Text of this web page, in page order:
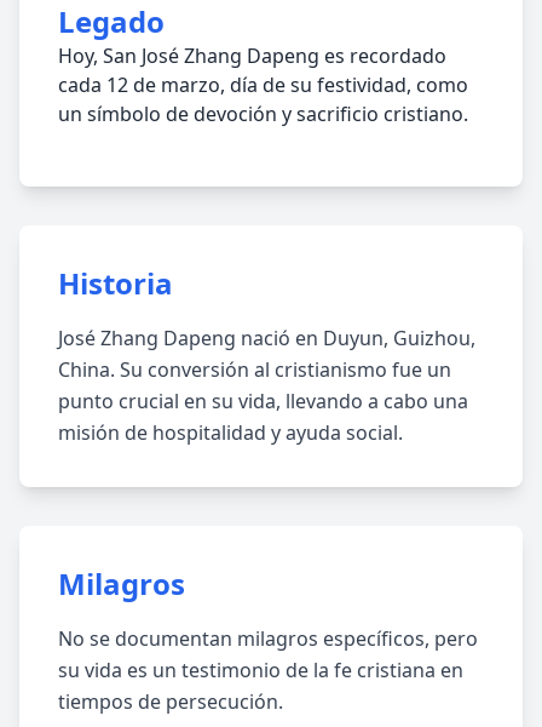
Legado
Hoy, San José Zhang Dapeng es recordado
cada 12 de marzo, día de su festividad, como
un símbolo de devoción y sacrificio cristiano.
Historia
José Zhang Dapeng nació en Duyun, Guizhou,
China. Su conversión al cristianismo fue un
punto crucial en su vida, llevando a cabo una
misión de hospitalidad y ayuda social.
Milagros
No se documentan milagros específicos, pero
su vida es un testimonio de la fe cristiana en
tiempos de persecución.